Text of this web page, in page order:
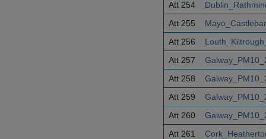
Att 254
Att 255
Att 256
Att 257
Att 258
Att 259
Att 260
Att 261